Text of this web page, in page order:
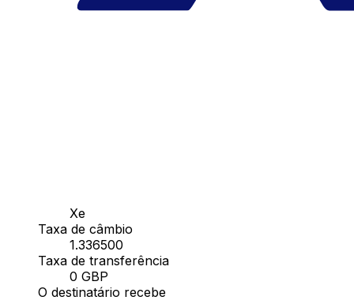
Xe
Taxa de câmbio
1.336500
Taxa de transferência
0 GBP
O destinatário recebe